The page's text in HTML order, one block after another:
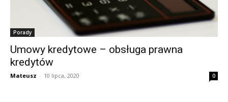
Porady
Umowy kredytowe – obsługa prawna
kredytów
Mateusz - 10 lipca, 2020 0